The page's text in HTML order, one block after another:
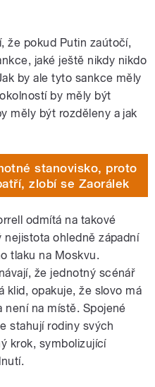
že pokud Putin zaútočí,
jaké ještě nikdy nikdo
by ale tyto sankce měly
by měly být
měly být rozděleny a jak
stanovisko, proto
zlobí se Zaorálek
odmítá na takové
ohledně západní
tlaku na Moskvu.
že jednotný scénář
klid, opakuje, že slovo má
není na místě. Spojené
stahují rodiny svých
krok, symbolizující